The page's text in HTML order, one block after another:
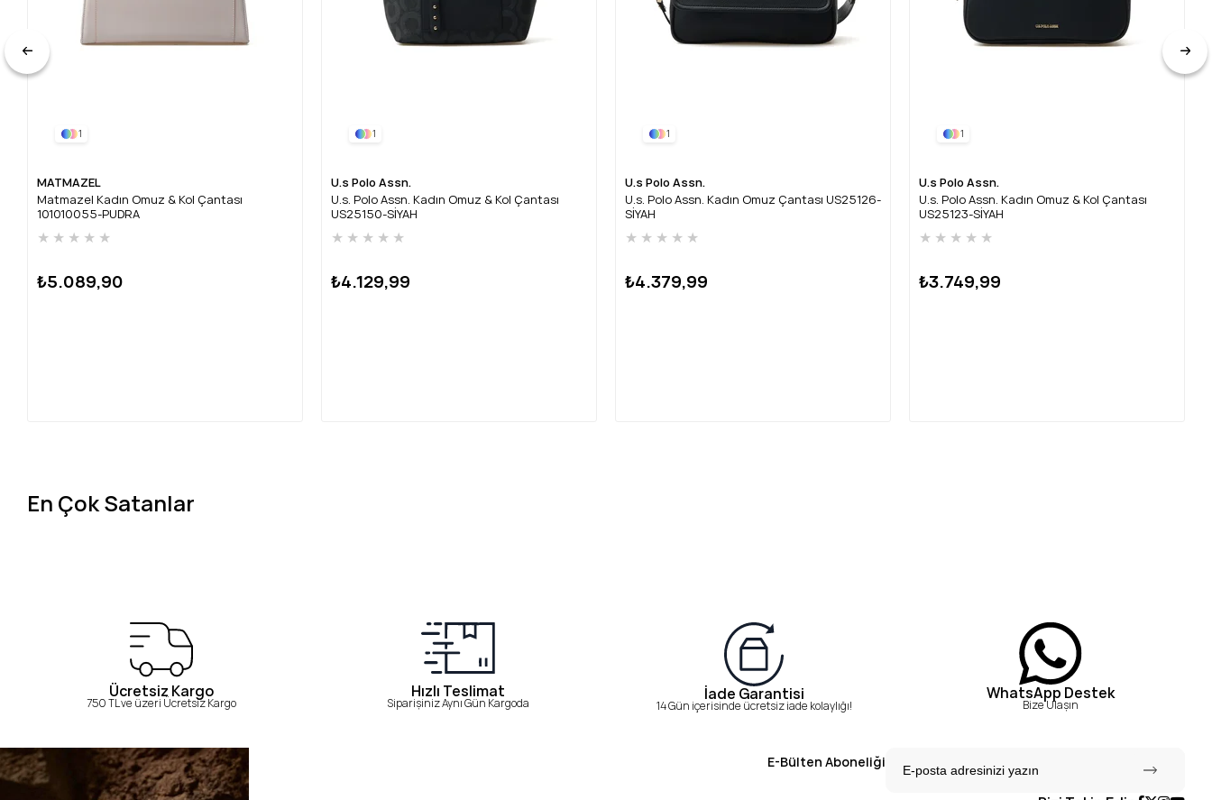
1
MATMAZEL
Matmazel Kadın Omuz & Kol Çantası
101010055-PUDRA
★ ★ ★ ★ ★
₺5.089,90
1
U.s Polo Assn.
U.s. Polo Assn. Kadın Omuz & Kol Çantası
US25150-SİYAH
★ ★ ★ ★ ★
₺4.129,99
1
U.s Polo Assn.
U.s. Polo Assn. Kadın Omuz Çantası US25126-
SİYAH
★ ★ ★ ★ ★
₺4.379,99
1
U.s Polo Assn.
U.s. Polo Assn. Kadın Omuz & Kol Çantası
US25123-SİYAH
★ ★ ★ ★ ★
₺3.749,99
En Çok Satanlar
Ücretsiz Kargo
750 TL ve üzeri Ücretsiz Kargo
Hızlı Teslimat
Siparişiniz Aynı Gün Kargoda İade Garantisi
14 Gün içerisinde ücretsiz iade kolaylığı!
WhatsApp Destek
Bize Ulaşın
E-Bülten Aboneliği